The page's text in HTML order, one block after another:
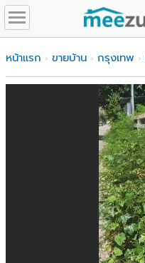
หน้าแรก ขายบ้าน กรุงเทพ